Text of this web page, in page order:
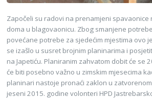
Započeli su radovi na prenamjeni
doma u blagovaonicu. Zbog smanjene
povećane potrebe za sjedećim mjestima ovo
se izašlo u susret brojnim planinarima i
na Japetiću. Planiranim zahvatom dobit će se
će biti posebno važno u zimskim mjesecima
planinari nastoje pronaći zaklon u
jeseni 2015. godine volonteri HPD